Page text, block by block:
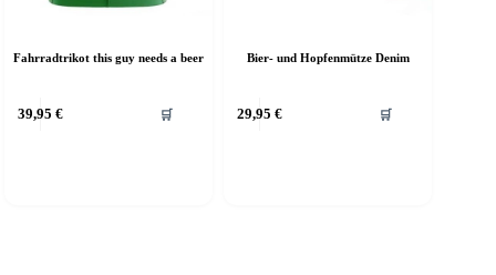
Fahrradtrikot this guy needs a beer
39,95 € 🛒
Bier- und Hopfenmütze Denim
29,95 € 🛒